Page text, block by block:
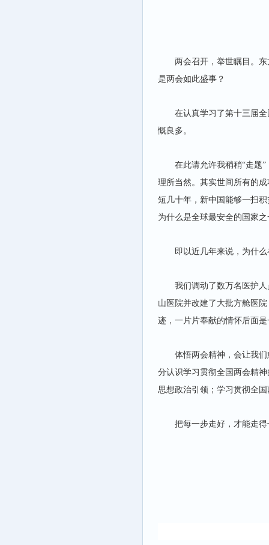
两会召开，举世瞩目。
是两会如此盛事？
在认真学习了第十三届
慨良多。
在此请允许我稍稍“走题
理所当然。其实世间所有的
短几十年，新中国能够一扫
为什么是全球最安全的国家之
即以近几年来说，为什
我们调动了数万名医护
山医院并改建了大批方舱医
迹，一片片奉献的情怀后面
体悟两会精神，会让我
分认识学习贯彻全国两会精
思想政治引领；学习贯彻全
把每一步走好，才能走